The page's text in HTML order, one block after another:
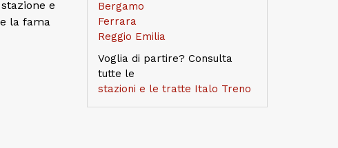
e
la fama
Bergamo
Ferrara
Reggio Emilia
Voglia di partire? Consulta
tutte le
stazioni e le tratte Italo Treno